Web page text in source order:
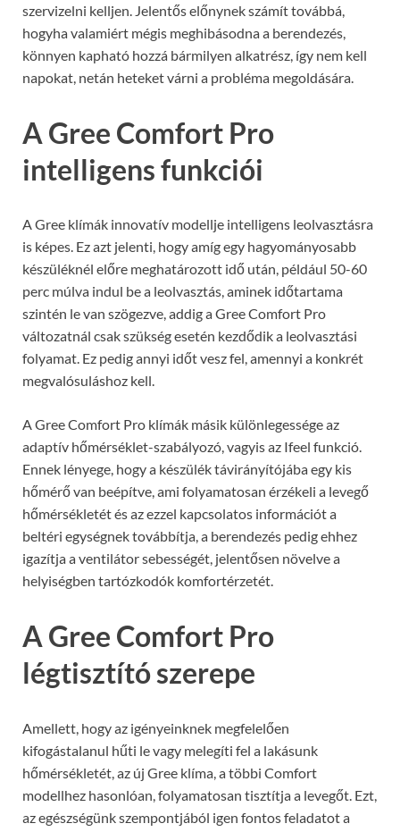
szervizelni kelljen. Jelentős előnynek számít továbbá,
hogyha valamiért mégis meghibásodna a berendezés,
könnyen kapható hozzá bármilyen alkatrész, így nem kell
napokat, netán heteket várni a probléma megoldására.
A Gree Comfort Pro
intelligens funkciói
A Gree klímák innovatív modellje intelligens leolvasztásra
is képes. Ez azt jelenti, hogy amíg egy hagyományosabb
készüléknél előre meghatározott idő után, például 50-60
perc múlva indul be a leolvasztás, aminek időtartama
szintén le van szögezve, addig a Gree Comfort Pro
változatnál csak szükség esetén kezdődik a leolvasztási
folyamat. Ez pedig annyi időt vesz fel, amennyi a konkrét
megvalósuláshoz kell.
A Gree Comfort Pro klímák másik különlegessége az
adaptív hőmérséklet-szabályozó, vagyis az Ifeel funkció.
Ennek lényege, hogy a készülék távirányítójába egy kis
hőmérő van beépítve, ami folyamatosan érzékeli a levegő
hőmérsékletét és az ezzel kapcsolatos információt a
beltéri egységnek továbbítja, a berendezés pedig ehhez
igazítja a ventilátor sebességét, jelentősen növelve a
helyiségben tartózkodók komfortérzetét.
A Gree Comfort Pro
légtisztító szerepe
Amellett, hogy az igényeinknek megfelelően
kifogástalanul hűti le vagy melegíti fel a lakásunk
hőmérsékletét, az új Gree klíma, a többi Comfort
modellhez hasonlóan, folyamatosan tisztítja a levegőt. Ezt,
az egészségünk szempontjából igen fontos feladatot a